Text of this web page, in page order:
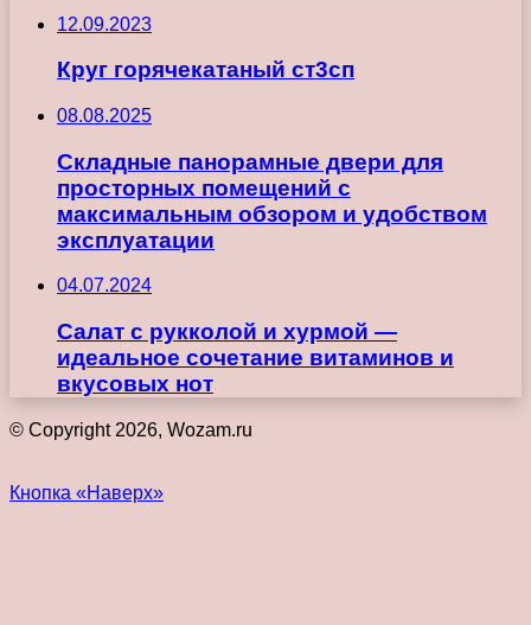
12.09.2023
Круг горячекатаный ст3сп
08.08.2025
Складные панорамные двери для
просторных помещений с
максимальным обзором и удобством
эксплуатации
04.07.2024
Салат с рукколой и хурмой —
идеальное сочетание витаминов и
вкусовых нот
© Copyright 2026, Wozam.ru
Кнопка «Наверх»